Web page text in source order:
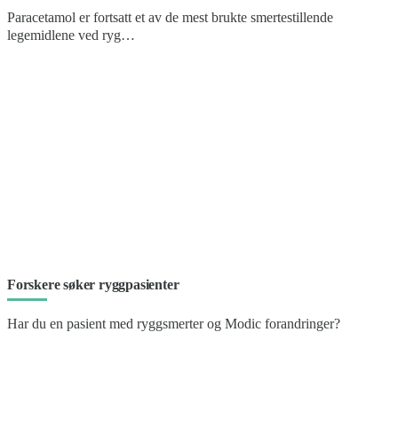
Paracetamol er fortsatt et av de mest brukte smertestillende
legemidlene ved ryg…
Forskere søker ryggpasienter
Har du en pasient med ryggsmerter og Modic forandringer?